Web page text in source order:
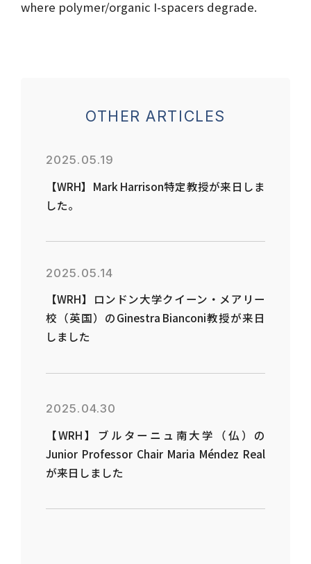
where polymer/organic I-spacers degrade.
OTHER ARTICLES
2025.05.19
【WRH】Mark Harrison特定教授が来日しま
した。
2025.05.14
【WRH】ロンドン大学クイーン・メアリー
校（英国）のGinestra Bianconi教授が来日
しました
2025.04.30
【WRH】ブルターニュ南大学（仏）の
Junior Professor Chair Maria Méndez Real
が来日しました